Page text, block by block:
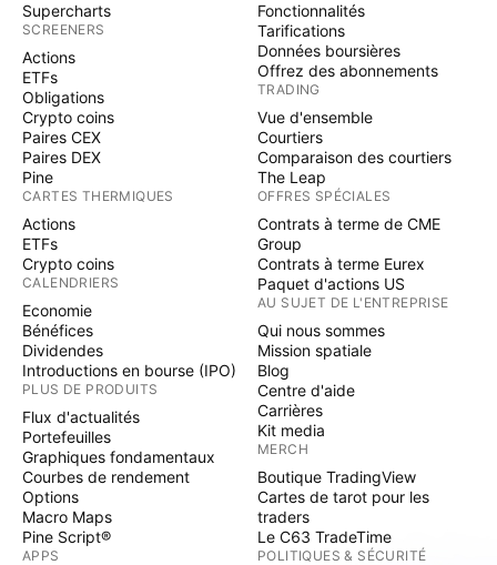
Supercharts
SCREENERS
Actions
ETFs
Obligations
Crypto coins
Paires CEX
Paires DEX
Pine
CARTES THERMIQUES
Actions
ETFs
Crypto coins
CALENDRIERS
Economie
Bénéfices
Dividendes
Introductions en bourse (IPO)
PLUS DE PRODUITS
Flux d'actualités
Portefeuilles
Graphiques fondamentaux
Courbes de rendement
Options
Macro Maps
Pine Script®
APPS
Fonctionnalités
Tarifications
Données boursières
Offrez des abonnements
TRADING
Vue d'ensemble
Courtiers
Comparaison des courtiers
The Leap
OFFRES SPÉCIALES
Contrats à terme de CME
Group
Contrats à terme Eurex
Paquet d'actions US
AU SUJET DE L'ENTREPRISE
Qui nous sommes
Mission spatiale
Blog
Centre d'aide
Carrières
Kit media
MERCH
Boutique TradingView
Cartes de tarot pour les
traders
Le C63 TradeTime
POLITIQUES & SÉCURITÉ